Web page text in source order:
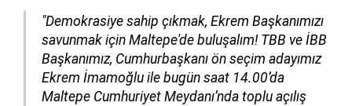
"Demokrasiye sahip çıkmak, Ekrem Başkanımızı
savunmak için Maltepe'de buluşalım! TBB ve İBB
Başkanımız, Cumhurbaşkanı ön seçim adayımız
Ekrem İmamoğlu ile bugün saat 14.00’da
Maltepe Cumhuriyet Meydanı’nda toplu açılış